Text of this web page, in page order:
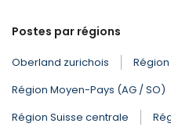
Postes par régions
Oberland zurichois
Région Moyen-Pays (AG / SO)
Région Suisse centrale